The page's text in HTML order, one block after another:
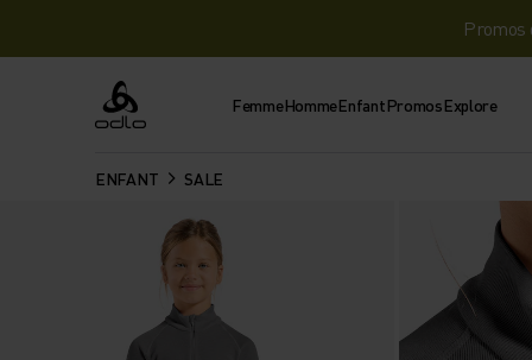
Promos
Odlo FemmeHommeEnfantPromosExplore
ENFANT SALE